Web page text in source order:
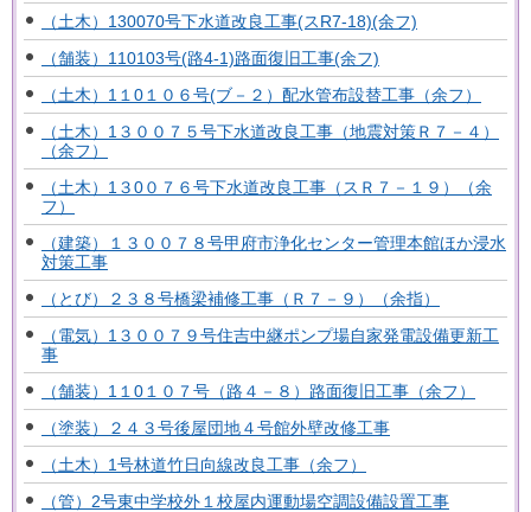
（土木）130070号下水道改良工事(スR7-18)(余フ)
（舗装）110103号(路4-1)路面復旧工事(余フ)
（土木）1１0１０６号(ブ－２）配水管布設替工事（余フ）
（土木）1３００７５号下水道改良工事（地震対策Ｒ７－４）
（余フ）
（土木）1３0０７６号下水道改良工事（スＲ７－１９）（余
フ）
（建築）１３００７８号甲府市浄化センター管理本館ほか浸水
対策工事
（とび）２３８号橋梁補修工事（Ｒ７－９）（余指）
（電気）1３００７９号住吉中継ポンプ場自家発電設備更新工
事
（舗装）1１0１０７号（路４－８）路面復旧工事（余フ）
（塗装）２４３号後屋団地４号館外壁改修工事
（土木）1号林道竹日向線改良工事（余フ）
（管）2号東中学校外１校屋内運動場空調設備設置工事